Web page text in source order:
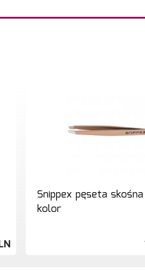
Snippex pęseta
kolor